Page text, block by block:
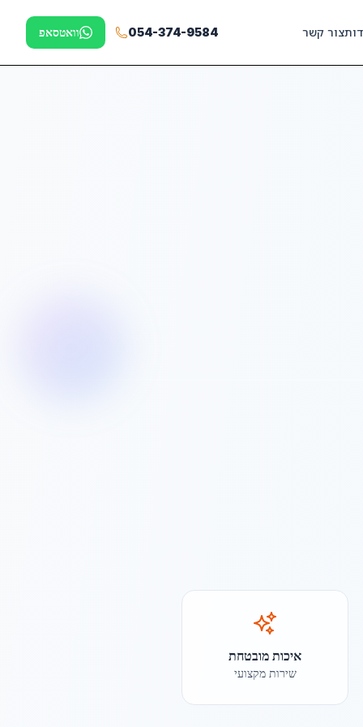
צור קשר 054-374-9584 וואטסאפ
איכות מובטחת
שירות מקצועי